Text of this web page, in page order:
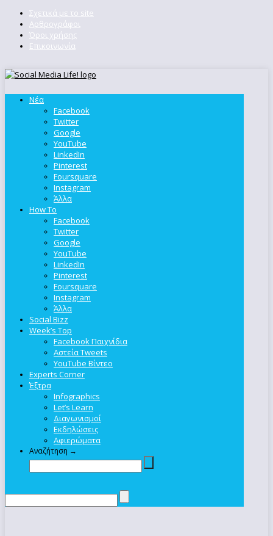
Σχετικά με το site
Αρθρογράφοι
Όροι χρήσης
Επικοινωνία
Νέα
Facebook
Twitter
Google
YouTube
LinkedIn
Pinterest
Foursquare
Instagram
Άλλα
How To
Facebook
Twitter
Google
YouTube
LinkedIn
Pinterest
Foursquare
Instagram
Άλλα
Social Bizz
Week’s Top
Facebook Παιχνίδια
Αστεία Tweets
YouTube Βίντεο
Experts Corner
Έξτρα
Infographics
Let’s Learn
Διαγωνισμοί
Εκδηλώσεις
Αφιερώματα
Αναζήτηση →